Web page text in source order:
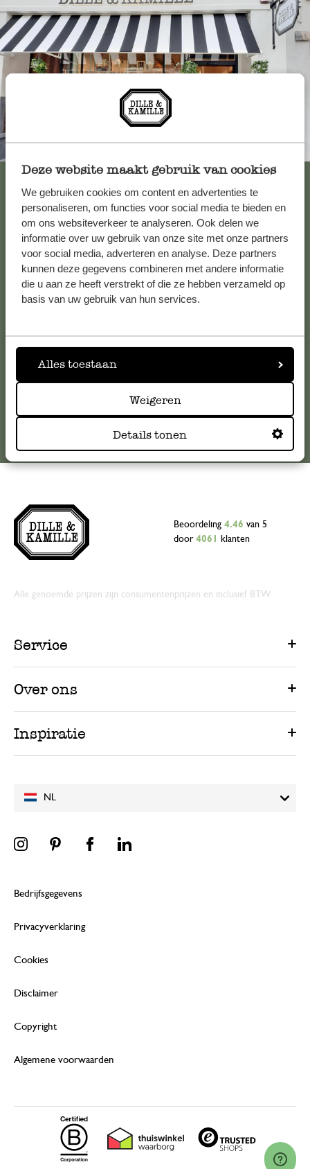
Deze website maakt gebruik van cookies
We gebruiken cookies om content en advertenties te
personaliseren, om functies voor social media te bieden en
om ons websiteverkeer te analyseren. Ook delen we
informatie over uw gebruik van onze site met onze partners
voor social media, adverteren en analyse. Deze partners
kunnen deze gegevens combineren met andere informatie
die u aan ze heeft verstrekt of die ze hebben verzameld op
basis van uw gebruik van hun services.
Alles toestaan
Weigeren
Details tonen
Altijd in de buurt
Bekijk alle 62 winkels
Klantenservice
Voor vragen, tips of hulp kun je contact opnemen met onze
klantenservice. Of bekijk hier het antwoord op de
meestgestelde vragen
klantenservice@dille-kamille.com
NL
Beoordeling 4.46 van 5
door 4061 klanten
Alle genoemde prijzen zijn consumentenprijzen en inclusief BTW.
Service
Over ons
Inspiratie
Bedrijfsgegevens
Privacyverklaring
Cookies
Disclaimer
Copyright
Algemene voorwaarden